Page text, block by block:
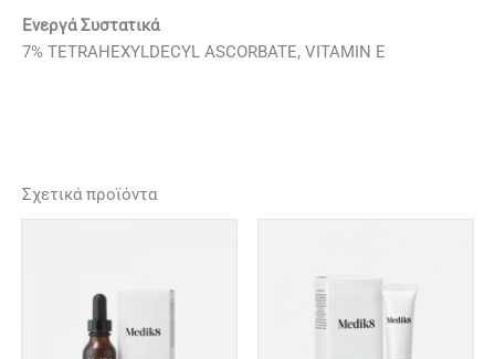
Ενεργά Συστατικά
7% TETRAHEXYLDECYL ASCORBATE, VITAMIN E
Σχετικά προϊόντα